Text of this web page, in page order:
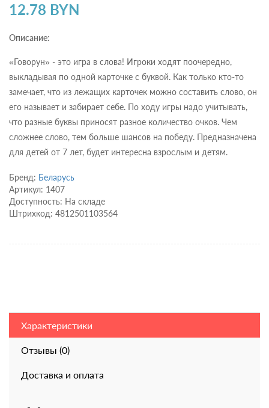
12.78 BYN
Описание:
«Говорун» - это игра в слова! Игроки ходят поочередно,
выкладывая по одной карточке с буквой. Как только кто-то
замечает, что из лежащих карточек можно составить слово, он
его называет и забирает себе. По ходу игры надо учитывать,
что разные буквы приносят разное количество очков. Чем
сложнее слово, тем больше шансов на победу. Предназначена
для детей от 7 лет, будет интересна взрослым и детям.
Бренд: Беларусь
Артикул: 1407
Доступность: На складе
Штрихкод: 4812501103564
Характеристики
Отзывы (0)
Доставка и оплата